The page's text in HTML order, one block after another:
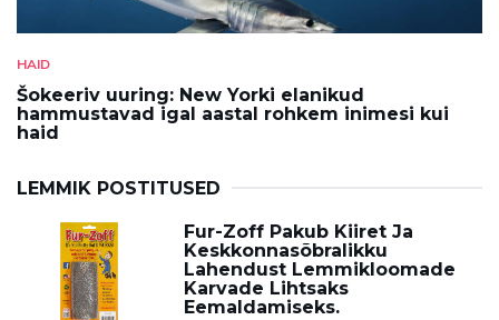
HAID
Šokeeriv uuring: New Yorki elanikud
hammustavad igal aastal rohkem inimesi kui
haid
LEMMIK POSTITUSED
Fur-Zoff Pakub Kiiret Ja
Keskkonnasõbralikku
Lahendust Lemmikloomade
Karvade Lihtsaks
Eemaldamiseks.